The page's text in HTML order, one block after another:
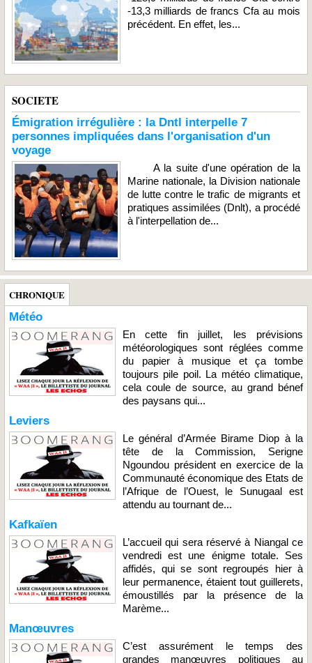
-13,3 milliards de francs Cfa au mois
précédent. En effet, les...
SOCIETE
Émigration irrégulière : la Dntl interpelle 7
personnes impliquées dans l'organisation d'un
voyage
A la suite d'une opération de la
Marine nationale, la Division nationale
de lutte contre le trafic de migrants et
pratiques assimilées (Dnlt), a procédé
à l'interpellation de...
CHRONIQUE
Météo
En cette fin juillet, les prévisions
météorologiques sont réglées comme
du papier à musique et ça tombe
toujours pile poil. La météo climatique,
cela coule de source, au grand bénef
des paysans qui...
Leviers
Le général d’Armée Birame Diop à la
tête de la Commission, Serigne
Ngoundou président en exercice de la
Communauté économique des Etats de
l’Afrique de l’Ouest, le Sunugaal est
attendu au tournant de...
Kafkaïen
L’accueil qui sera réservé à Niangal ce
vendredi est une énigme totale. Ses
affidés, qui se sont regroupés hier à
leur permanence, étaient tout guillerets,
émoustillés par la présence de la
Marème...
Manœuvres
C’est assurément le temps des
grandes manœuvres politiques au